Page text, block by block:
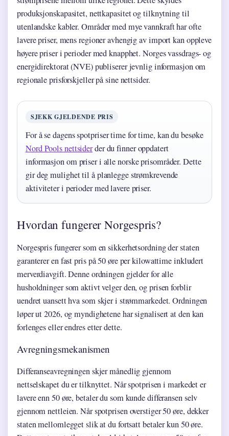
produksjonskapasitet, nettkapasitet og tilknytning til
utenlandske kabler. Områder med mye vannkraft har ofte
lavere priser, mens regioner avhengig av import kan oppleve
høyere priser i perioder med knapphet. Norges vassdrags- og
energidirektorat (NVE) publiserer jevnlig informasjon om
regionale prisforskjeller på sine nettsider.
SJEKK GJELDENDE PRIS
For å se dagens spotpriser time for time, kan du besøke
Nord Pools nettsiderder du finner oppdatert
informasjon om priser i alle norske prisområder. Dette
gir deg mulighet til å planlegge strømkrevende
aktiviteter i perioder med lavere priser.
Hvordan fungerer Norgespris?
Norgespris fungerer som en sikkerhetsordning der staten
garanterer en fast pris på 50 øre per kilowattime inkludert
merverdiavgift. Denne ordningen gjelder for alle
husholdninger som aktivt velger den, og prisen forblir
uendret uansett hva som skjer i strømmarkedet. Ordningen
løper ut 2026, og myndighetene har signalisert at den kan
forlenges eller endres etter dette.
Avregningsmekanismen
Differanseavregningen skjer månedlig gjennom
nettselskapet du er tilknyttet. Når spotprisen i markedet er
lavere enn 50 øre, betaler du som kunde differansen selv
gjennom nettleien. Når spotprisen overstiger 50 øre, dekker
staten mellomlegget slik at du fortsatt betaler kun 50 øre.